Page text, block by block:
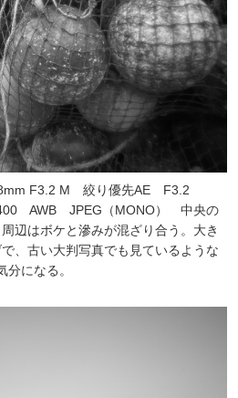
F3.2 M 絞り優先AE F3.2
AWB JPEG（MONO） 中央の
辺はボケと滲みが混ざり合う。大き
、古い大判写真でも見ているような
分になる。